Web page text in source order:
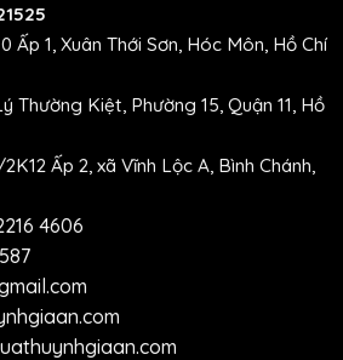
Ấp 1, Xuân Thới Sơn, Hóc Môn, Hồ Chí
Thường Kiệt, Phường 15, Quận 11, Hồ
Ấp 2, xã Vĩnh Lộc A, Bình Chánh,
4606